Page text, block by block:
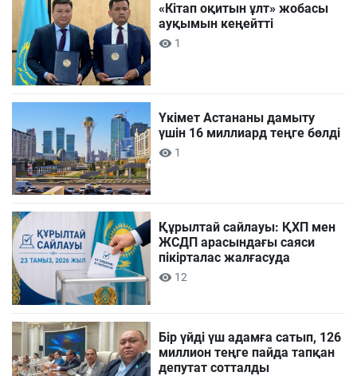
«Кітап оқитын ұлт» жобасы
ауқымын кеңейтті
1
Үкімет Астананы дамыту
үшін 16 миллиард теңге бөлді
1
Құрылтай сайлауы: ҚХП мен
ЖСДП арасындағы саяси
пікірталас жалғасуда
12
Бір үйді үш адамға сатып, 126
миллион теңге пайда тапқан
депутат сотталды